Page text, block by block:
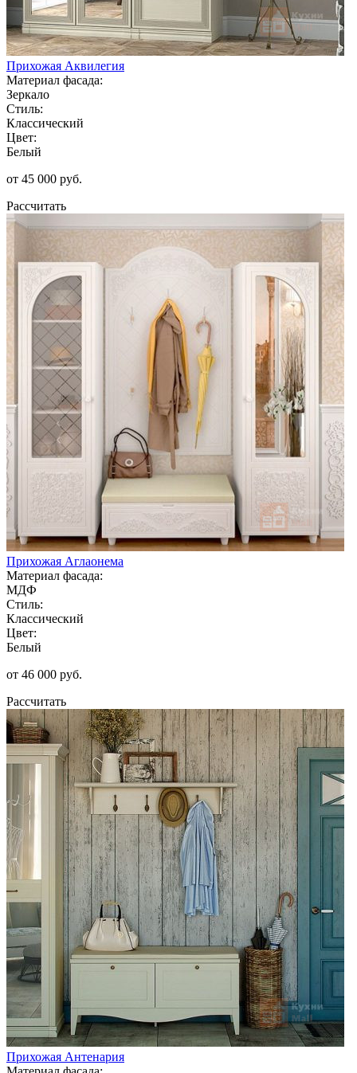
Прихожая Аквилегия
Материал фасада:
Зеркало
Стиль:
Классический
Цвет:
Белый
от 45 000 руб.
Рассчитать
Прихожая Аглаонема
Материал фасада:
МДФ
Стиль:
Классический
Цвет:
Белый
от 46 000 руб.
Рассчитать
Прихожая Антенария